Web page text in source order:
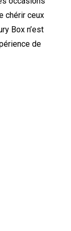
chérir ceux
Box n’est
de